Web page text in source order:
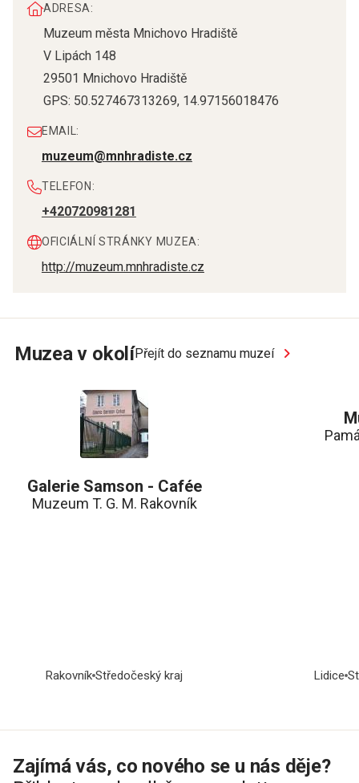
ADRESA:
Muzeum města Mnichovo Hradiště
V Lipách 148
29501 Mnichovo Hradiště
GPS: 50.527467313269, 14.97156018476
EMAIL:
muzeum@mnhradiste.cz
TELEFON:
+420720981281
OFICIÁLNÍ STRÁNKY MUZEA:
http://muzeum.mnhradiste.cz
Muzea v okolíPřejít do seznamu muzeí
Galerie Samson - Cafée
Muzeum T. G. M. Rakovník
Rakovník Středočeský kraj Lidice
Zajímá vás, co nového se u nás děje?